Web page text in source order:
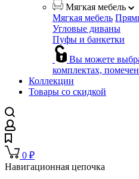
Мягкая мебель
Мягкая мебель
Угловые диваны
Пуфы и банкетки
Вы можете
комплектах,
Коллекции
Товары со скидкой
0 ₽
Навигационная цепочка